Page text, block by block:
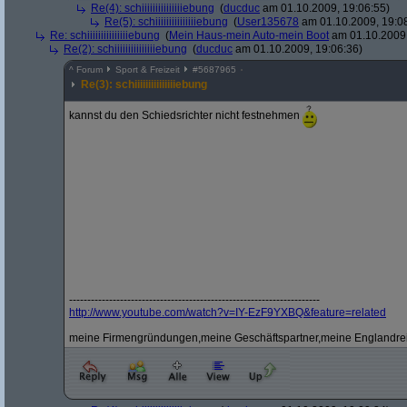
Re(4): schiiiiiiiiiiiiiiiebung (ducduc am 01.10.2009, 19:06:55)
Re(5): schiiiiiiiiiiiiiiiebung (User135678 am 01.10.2009,
Re: schiiiiiiiiiiiiiiiebung (Mein Haus-mein Auto-mein Boot am
Re(2): schiiiiiiiiiiiiiiiebung (ducduc am 01.10.2009, 19:06:36)
^ Forum Sport & Freizeit #5687965
Re(3): schiiiiiiiiiiiiiiiebung
kannst du den Schiedsrichter nicht festnehmen
---------------------------------------------------------------------
http://www.youtube.com/watch?v=IY-EzF9YXBQ&feature=related
meine Firmengründungen,meine Geschäftspartner,meine